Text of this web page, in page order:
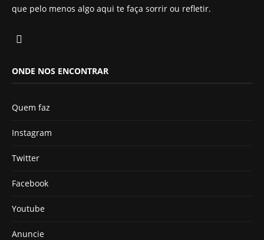
que pelo menos algo aqui te faça sorrir ou refletir.
ONDE NOS ENCONTRAR
Quem faz
Instagram
Twitter
Facebook
Youtube
Anuncie